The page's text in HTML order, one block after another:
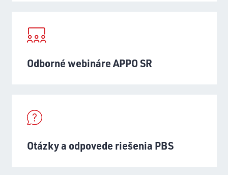
Odborné webináre APPO SR
Otázky a odpovede riešenia PBS